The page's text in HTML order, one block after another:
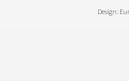
Design: